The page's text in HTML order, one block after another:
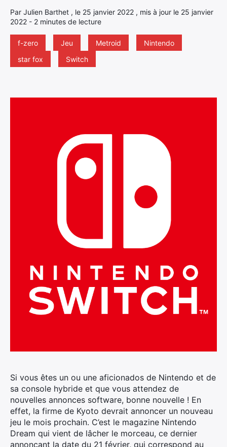
Par Julien Barthet , le 25 janvier 2022 , mis à jour le 25 janvier
2022 - 2 minutes de lecture
f-zero Jeu Metroid
Nintendo
star fox
Switch
Si vous êtes un ou une aficionados de Nintendo et de
sa console hybride et que vous attendez de
nouvelles annonces software, bonne nouvelle ! En
effet, la firme de Kyoto devrait annoncer un nouveau
jeu le mois prochain. C’est le magazine Nintendo
Dream qui vient de lâcher le morceau, ce dernier
annonçant la date du 21 février, qui correspond au